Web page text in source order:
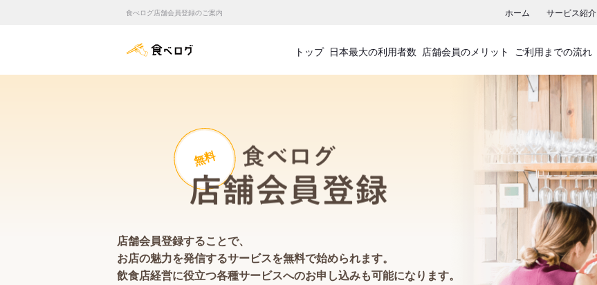
食べログ店舗会員登録のご案内 ホーム サービス紹介
トップ 日本最大の利用者数 店舗会員のメリット ご利用までの流れ
無料
店舗会員登録することで、
お店の魅力を発信するサービスを無料で始められます。
飲食店経営に役立つ各種サービスへのお申し込みも可能になります。